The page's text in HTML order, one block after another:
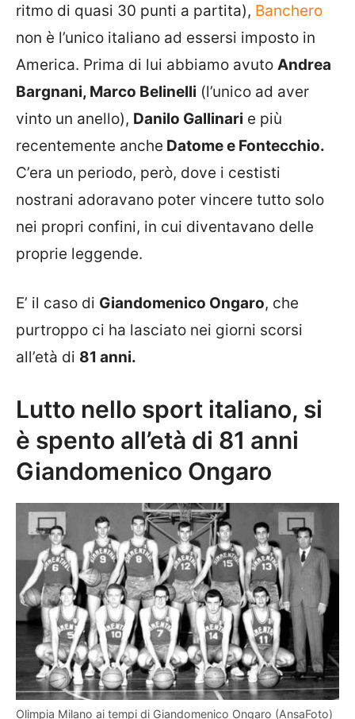
ritmo di quasi 30 punti a partita), Banchero
non è l’unico italiano ad essersi imposto in
America. Prima di lui abbiamo avuto Andrea
Bargnani, Marco Belinelli (l’unico ad aver
vinto un anello), Danilo Gallinari e più
recentemente anche Datome e Fontecchio.
C’era un periodo, però, dove i cestisti
nostrani adoravano poter vincere tutto solo
nei propri confini, in cui diventavano delle
proprie leggende.
E’ il caso di Giandomenico Ongaro, che
purtroppo ci ha lasciato nei giorni scorsi
all’età di 81 anni.
Lutto nello sport italiano, si
è spento all’età di 81 anni
Giandomenico Ongaro
Olimpia Milano ai tempi di Giandomenico Ongaro (AnsaFoto)